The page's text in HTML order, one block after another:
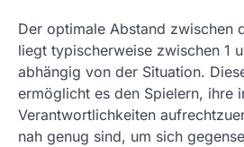
Der optimale Abstand zwischen
liegt typischerweise zwischen 1
abhängig von der Situation.
ermöglicht es den Spielern, ihre
Verantwortlichkeiten
nah genug sind, um sich